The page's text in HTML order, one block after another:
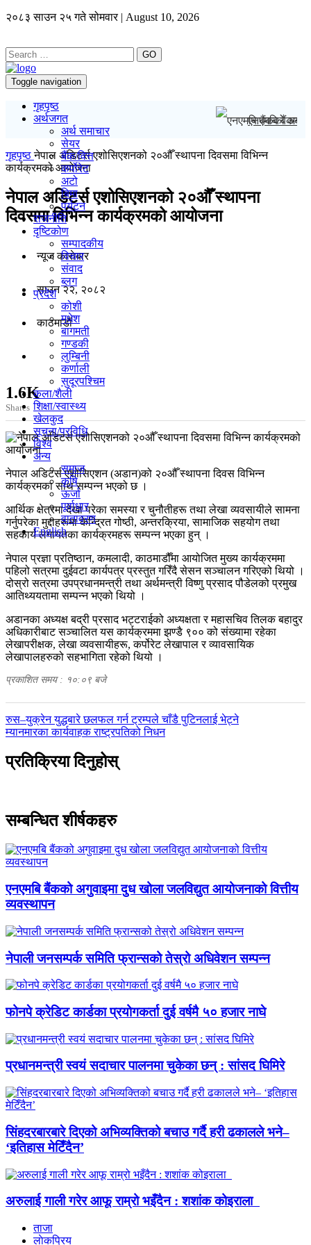
२०८३ साउन २५ गते सोमवार | August 10, 2026
GO
Toggle navigation
गृहपृष्ठ
अर्थजगत
अर्थ समाचार
सेयर
बैंक/वित्त
कर्पोरेट
अटो
बिमा
पर्यटन
राजनीति
दृष्टिकोण
सम्पादकीय
विचार
संवाद
ब्लग
प्रदेश
कोशी
मधेश
बागमती
गण्डकी
लुम्बिनी
कर्णाली
सुदूरपश्चिम
कला/शैली
शिक्षा/स्वास्थ्य
खेलकुद
सूचना/प्रविधि
विश्व
अन्य
समाज
कृषि
ऊर्जा
पूर्वाधार
वातावरण
English
एनएमबि बैंकको
गृहपृष्ठनेपाल अडिटर्स एशोसिएशनको २०औँ स्थापना दिवसमा विभिन्न
कार्यक्रमको आयोजना
नेपाल अडिटर्स एशोसिएशनको २०औँ स्थापना
दिवसमा विभिन्न कार्यक्रमको आयोजना
न्यूज काराेबार
साउन २२, २०८२
काठमाडाैं
1.6K
Shares
नेपाल अडिटर्स एशोसिएशन (अडान)को २०औँ स्थापना दिवस विभिन्न
कार्यक्रमका साथ सम्पन्न भएको छ ।
आर्थिक क्षेत्रमा देखा परेका समस्या र चुनौतीहरू तथा लेखा व्यवसायीले सामना
गर्नुपरेका मुद्दाहरूमा केन्द्रित गोष्ठी, अन्तरक्रिया, सामाजिक सहयोग तथा
सहकार्य लगायतका कार्यक्रमहरू सम्पन्न भएका हुन् ।
नेपाल प्रज्ञा प्रतिष्ठान, कमलादी, काठमाडौँमा आयोजित मुख्य कार्यक्रममा
पहिलो सत्रमा दुईवटा कार्यपत्र प्रस्तुत गरिँदै सेसन सञ्चालन गरिएको थियो ।
दोस्रो सत्रमा उपप्रधानमन्त्री तथा अर्थमन्त्री विष्णु प्रसाद पौडेलको प्रमुख
आतिथ्ययतामा सम्पन्न भएको थियो ।
अडानका अध्यक्ष बद्री प्रसाद भट्टराईको अध्यक्षता र महासचिव तिलक बहादुर
अधिकारीबाट सञ्चालित यस कार्यक्रममा झण्डै ९०० को संख्यामा रहेका
लेखापरीक्षक, लेखा व्यवसायीहरू, कर्पोरेट लेखापाल र व्यावसायिक
लेखापालहरुको सहभागिता रहेको थियो ।
प्रकाशित समय : १०:०९ बजे
पछिल्लाे
-
रुस–युक्रेन युद्धबारे छलफल गर्न ट्रम्पले चाँडै पुटिनलाई भेट्ने
अघिल्लाे
म्यानमारका कार्यवाहक राष्ट्रपतिको निधन
प्रतिक्रिया दिनुहोस्
सम्बन्धित शीर्षकहरु
एनएमबि बैंकको अगुवाइमा दुध खोला जलविद्युत आयोजनाको वित्तीय
व्यवस्थापन
नेपाली जनसम्पर्क समिति फ्रान्सको तेस्रो अधिवेशन सम्पन्न
फोनपे क्रेडिट कार्डका प्रयोगकर्ता दुई वर्षमै ५० हजार नाघे
प्रधानमन्त्री स्वयं सदाचार पालनमा चुकेका छन् : सांसद घिमिरे
सिंहदरबारबारे दिएको अभिव्यक्तिको बचाउ गर्दै हरी ढकालले भने–
‘इतिहास मेटिँदैन’
अरुलाई गाली गरेर आफू राम्रो भइँदैन : शशांक कोइराला
ताजा
लाेकप्रिय